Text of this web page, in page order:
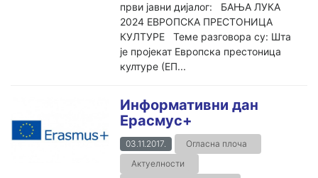
први јавни дијалог: БАЊА ЛУКА
2024 ЕВРОПСКА ПРЕСТОНИЦА
КУЛТУРЕ Теме разговора су: Шта
је пројекат Европска престоница
културе (ЕП...
Информативни дан
Ерасмус+
03.11.2017.
Огласна плоча
Актуелности